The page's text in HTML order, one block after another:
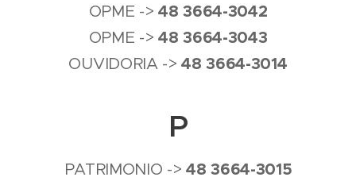
OPME ->483664-3042
OPME -> 483664-3043
OUVIDORIA -> 483664-3014
P
PATRIMONIO ->48 3664-3015